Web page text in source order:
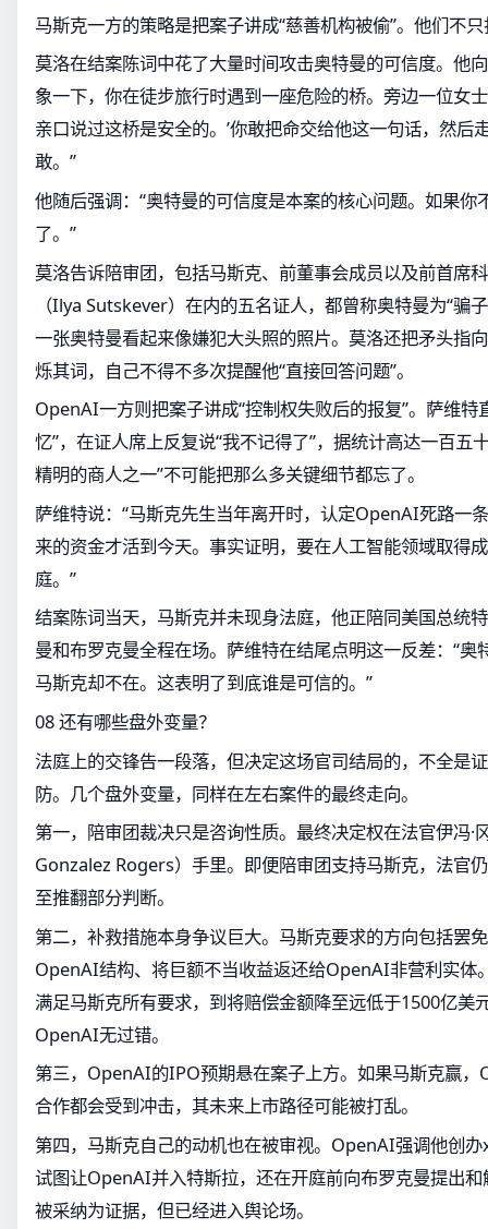
马斯克一方的策略是把案子讲成“慈善机构被偷”。他们不
莫洛在结案陈词中花了大量时间攻击奥特曼的可信度。他
象一下，你在徒步旅行时遇到一座危险的桥。旁边一位女
亲口说过这桥是安全的。’你敢把命交给他这一句话，然后
敢。”
他随后强调：“奥特曼的可信度是本案的核心问题。如果你
了。”
莫洛告诉陪审团，包括马斯克、前董事会成员以及前首席
（Ilya Sutskever）在内的五名证人，都曾称奥特曼为“骗
一张奥特曼看起来像嫌犯大头照的照片。莫洛还把矛头指
烁其词，自己不得不多次提醒他“直接回答问题”。
OpenAI一方则把案子讲成“控制权失败后的报复”。萨维特
忆”，在证人席上反复说“我不记得了”，据统计高达一百五
精明的商人之一”不可能把那么多关键细节都忘了。
萨维特说：“马斯克先生当年离开时，认定OpenAI死路一
来的资金才活到今天。事实证明，要在人工智能领域取得
庭。”
结案陈词当天，马斯克并未现身法庭，他正陪同美国总统
曼和布罗克曼全程在场。萨维特在结尾点明这一反差：“奥
马斯克却不在。这表明了到底谁是可信的。”
08 还有哪些盘外变量？
法庭上的交锋告一段落，但决定这场官司结局的，不全是
防。几个盘外变量，同样在左右案件的最终走向。
第一，陪审团裁决只是咨询性质。最终决定权在法官伊冯·
Gonzalez Rogers）手里。即便陪审团支持马斯克，法官
至推翻部分判断。
第二，补救措施本身争议巨大。马斯克要求的方向包括罢
OpenAI结构、将巨额不当收益返还给OpenAI非营利实体
满足马斯克所有要求，到将赔偿金额降至远低于1500亿美
OpenAI无过错。
第三，OpenAI的IPO预期悬在案子上方。如果马斯克赢
合作都会受到冲击，其未来上市路径可能被打乱。
第四，马斯克自己的动机也在被审视。OpenAI强调他创
试图让OpenAI并入特斯拉，还在开庭前向布罗克曼提出
被采纳为证据，但已经进入舆论场。